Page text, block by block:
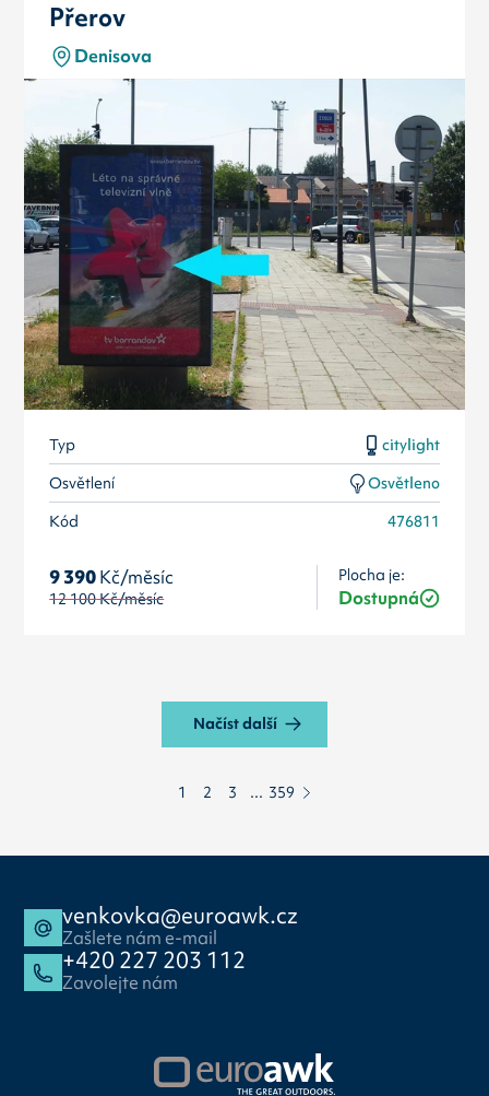
Přerov
Denisova
Typ
citylight
Osvětlení
Osvětleno
Kód
476811
9 390Kč/měsíc
12 100Kč/měsíc
Plocha je:
Dostupná
Načíst další
1 2 3 ... 359
venkovka@euroawk.cz
Zašlete nám e-mail
+420 227 203 112
Zavolejte nám